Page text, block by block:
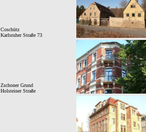
Coschütz
Karlsruher Straße 73
Zschoner Grund
Holsteiner Straße